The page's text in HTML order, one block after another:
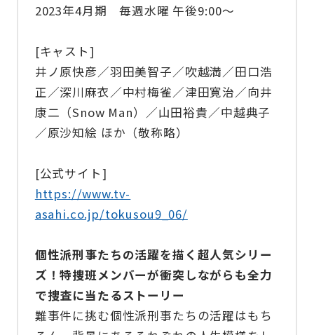
2023年4⽉期 毎週水曜 午後9:00～
[キャスト]
井ノ原快彦／羽田美智子／吹越満／田口浩
正／深川麻衣／中村梅雀／津田寛治／向井
康二（Snow Man）／山田裕貴／中越典子
／原沙知絵 ほか（敬称略）
[公式サイト]
https://www.tv-
asahi.co.jp/tokusou9_06/
個性派刑事たちの活躍を描く超人気シリー
ズ！特捜班メンバーが衝突しながらも全力
で捜査に当たるストーリー
難事件に挑む個性派刑事たちの活躍はもち